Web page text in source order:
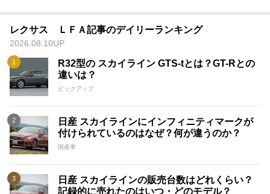
レクサス ＬＦＡ記事のデイリーランキング
2026.08.10UP
R32型の スカイライン GTS-tとは？GT-Rとの
違いは？
ピックアップ
日産 スカイラインにインフィニティマークが
付けられているのはなぜ？何が違うのか？
国産車
日産 スカイラインの販売台数はどれくらい？
記録的に売れたのはいつ・どのモデル？